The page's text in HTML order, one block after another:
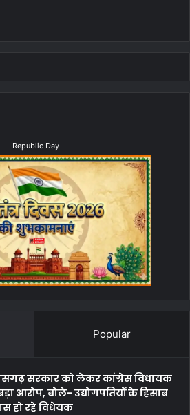
Republic Day
Popular
सरकार को लेकर कांग्रेस विधायक
आरोप, बोले- उद्योगपतियों के हिसाब
हो रहे विधेयक